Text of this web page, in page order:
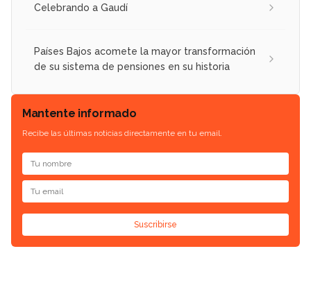
Celebrando a Gaudí
Países Bajos acomete la mayor transformación
de su sistema de pensiones en su historia
Mantente informado
Recibe las últimas noticias directamente en tu email.
Suscribirse